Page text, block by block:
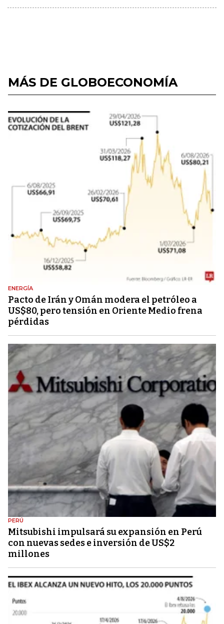
MÁS DE GLOBOECONOMÍA
ENERGÍA
Pacto de Irán y Omán modera el petróleo a
US$80, pero tensión en Oriente Medio frena
pérdidas
PERÚ
Mitsubishi impulsará su expansión en Perú
con nuevas sedes e inversión de US$2
millones